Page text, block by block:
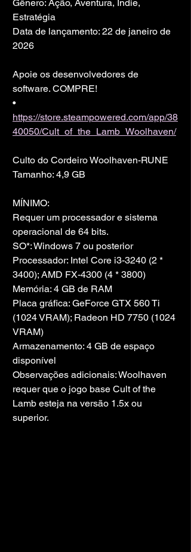
Gênero: Ação, Aventura, Indie,
Estratégia
Data de lançamento: 22 de janeiro de
2026
Apoie os desenvolvedores de
software. COMPRE!
•
https://store.steampowered.com/app/38
40050/Cult_of_the_Lamb_Woolhaven/
Culto do Cordeiro Woolhaven-RUNE
Tamanho: 4,9 GB
MÍNIMO:
Requer um processador e sistema
operacional de 64 bits.
SO*: Windows 7 ou posterior
Processador: Intel Core i3-3240 (2 *
3400); AMD FX-4300 (4 * 3800)
Memória: 4 GB de RAM
Placa gráfica: GeForce GTX 560 Ti
(1024 VRAM); Radeon HD 7750 (1024
VRAM)
Armazenamento: 4 GB de espaço
disponível
Observações adicionais: Woolhaven
requer que o jogo base Cult of the
Lamb esteja na versão 1.5x ou
superior.